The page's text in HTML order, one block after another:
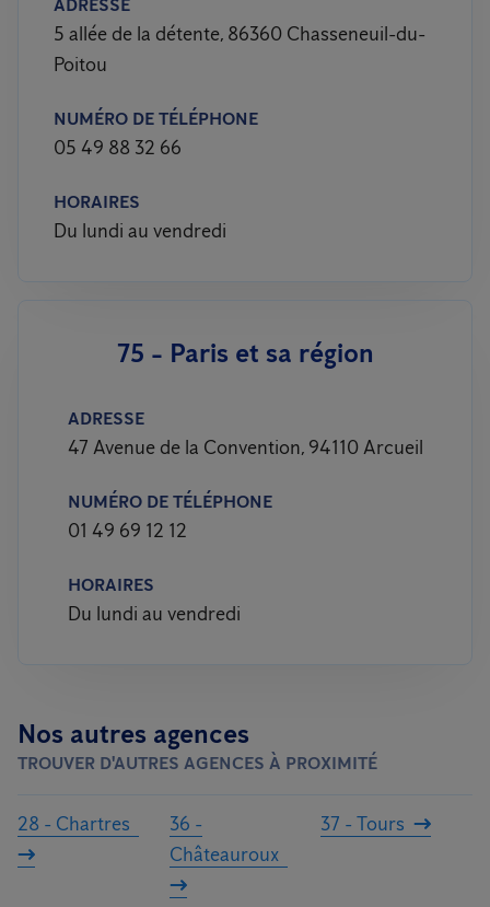
ADRESSE
5 allée de la détente, 86360 Chasseneuil-du-
Poitou
NUMÉRO DE TÉLÉPHONE
05 49 88 32 66
HORAIRES
Du lundi au vendredi
75 - Paris et sa région
ADRESSE
47 Avenue de la Convention, 94110 Arcueil
NUMÉRO DE TÉLÉPHONE
01 49 69 12 12
HORAIRES
Du lundi au vendredi
Nos autres agences
TROUVER D'AUTRES AGENCES À PROXIMITÉ
28 - Chartres
36 -
Châteauroux
37 - Tours